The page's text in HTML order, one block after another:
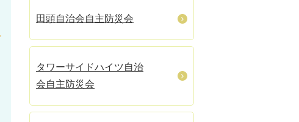
田頭自治会自主防災会
タワーサイドハイツ自治
会自主防災会